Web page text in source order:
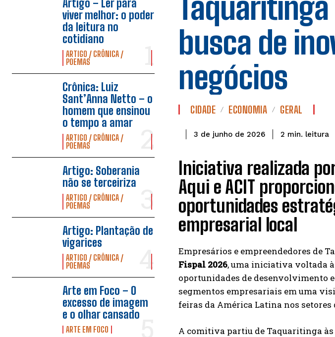
Artigo – Ler para
viver melhor: o poder
da leitura no
cotidiano
ARTIGO / CRÔNICA /
POEMAS
Crônica: Luiz
Sant’Anna Netto – o
homem que ensinou
o tempo a amar
ARTIGO / CRÔNICA /
POEMAS
Artigo: Soberania
não se terceiriza
ARTIGO / CRÔNICA /
POEMAS
Artigo: Plantação de
vigarices
ARTIGO / CRÔNICA /
POEMAS
Arte em Foco – O
excesso de imagem
e o olhar cansado
ARTE EM FOCO
busca de
negócios
CIDADE ECONOMIA GERAL
3 de junho de 2026 2 min. leitura
Iniciativa realizada
Aqui e ACIT
oportunidades
empresarial local
Empresários e empreendedores de
Fispal 2026, uma iniciativa voltada
oportunidades de desenvolvimento
segmentos empresariais em uma
feiras da América Latina nos setores
A comitiva partiu de Taquaritinga